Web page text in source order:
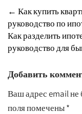
по
записям
← Как купить
руководство по
Как разделить
руководство для
Добавить
Ваш адрес email не
поля помечены*